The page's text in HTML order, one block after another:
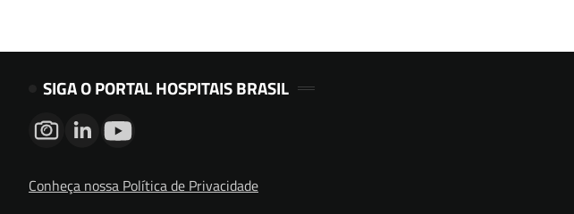
SIGA O PORTAL HOSPITAIS BRASIL
Conheça nossa Política de Privacidade